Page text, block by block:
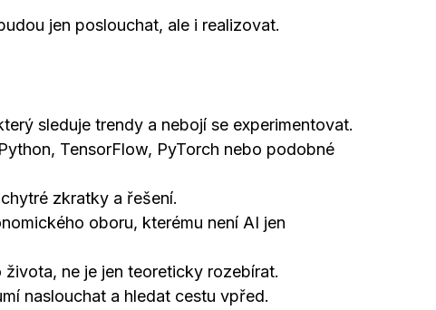
jen poslouchat, ale i realizovat.
sleduje trendy a nebojí se experimentovat.
TensorFlow, PyTorch nebo podobné
zkratky a řešení.
oboru, kterému není AI jen
ne je jen teoreticky rozebírat.
naslouchat a hledat cestu vpřed.